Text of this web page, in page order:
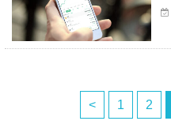
< 1 2